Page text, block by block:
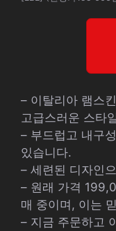
– 이탈리아 램스
고급스러운 스타
– 부드럽고 내구
있습니다.
– 세련된 디자인
– 원래 가격
매 중이며, 이는
– 지금 주문하고